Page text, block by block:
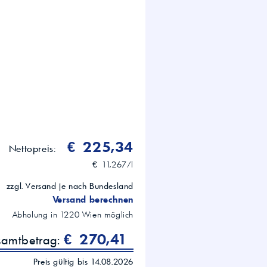
Nettopreis: € 225,34
€ 11,267/l
zzgl. Versand je nach Bundesland
Versand berechnen
Abholung in 1220 Wien möglich
€ 270,41
Preis gültig bis 14.08.2026